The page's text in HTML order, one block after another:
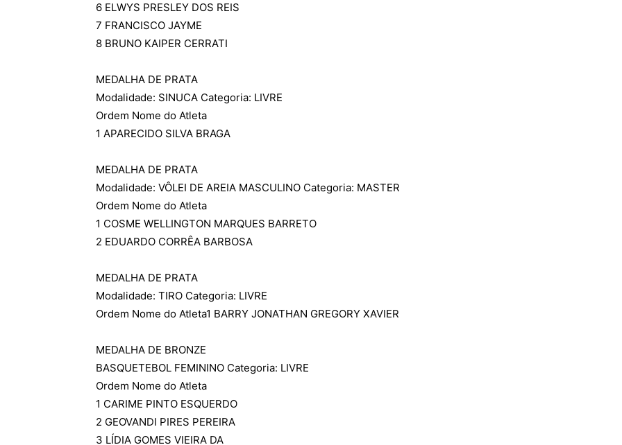
6 ELWYS PRESLEY DOS REIS
7 FRANCISCO JAYME
8 BRUNO KAIPER CERRATI
MEDALHA DE PRATA
Modalidade: SINUCA Categoria: LIVRE
Ordem Nome do Atleta
1 APARECIDO SILVA BRAGA
MEDALHA DE PRATA
Modalidade: VÔLEI DE AREIA MASCULINO Categoria: MASTER
Ordem Nome do Atleta
1 COSME WELLINGTON MARQUES BARRETO
2 EDUARDO CORRÊA BARBOSA
MEDALHA DE PRATA
Modalidade: TIRO Categoria: LIVRE
Ordem Nome do Atleta1 BARRY JONATHAN GREGORY XAVIER
MEDALHA DE BRONZE
BASQUETEBOL FEMININO Categoria: LIVRE
Ordem Nome do Atleta
1 CARIME PINTO ESQUERDO
2 GEOVANDI PIRES PEREIRA
3 LÍDIA GOMES VIEIRA DA